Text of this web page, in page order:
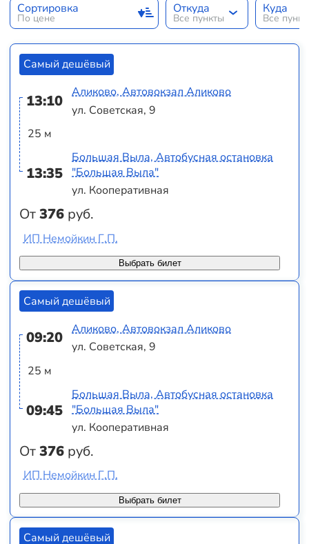
Сортировка
По цене
Откуда
Все пункты
Куда
Все
Самый дешёвый
13:10
25 м
13:35
От376 руб.
Аликово, Автовокзал Аликово
ул. Советская, 9
Большая Выла, Автобусная остановка
"Большая Выла"
ул. Кооперативная
Выбрать билет
ИП Немойкин Г.П.
Самый дешёвый
09:20
25 м
09:45
От376 руб.
Аликово, Автовокзал Аликово
ул. Советская, 9
Большая Выла, Автобусная остановка
"Большая Выла"
ул. Кооперативная
Выбрать билет
ИП Немойкин Г.П.
Самый дешёвый